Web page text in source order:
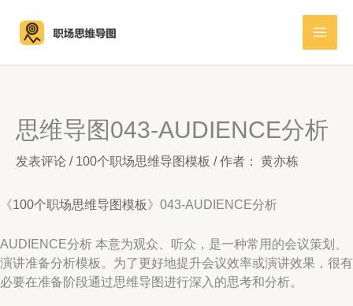
容
思维导图043-AUDIENCE分析
发表评论 / 100个职场思维导图模板 / 作者： 黄亦栋
《100个职场思维导图模板》043-AUDIENCE分析
AUDIENCE分析 本意为观众、听众，是一种常用的会议策划、
演讲准备分析模板。为了更好地提升会议效率或演讲效果，很有
必要在准备阶段通过思维导图进行深入的思考和分析。